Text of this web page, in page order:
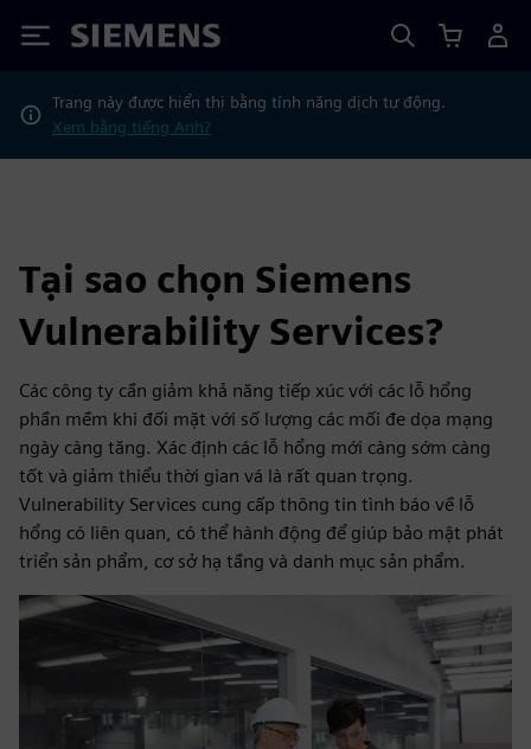
Siemens
Trang này được hiển thị bằng tính năng dịch tự động.
Xem bằng tiếng Anh?
Tại sao chọn Siemens
Vulnerability Services?
Các công ty cần giảm khả năng tiếp xúc với các lỗ hổng
phần mềm khi đối mặt với số lượng các mối đe dọa mạng
ngày càng tăng. Xác định các lỗ hổng mới càng sớm càng
tốt và giảm thiểu thời gian vá là rất quan trọng.
Vulnerability Services cung cấp thông tin tình báo về lỗ
hổng có liên quan, có thể hành động để giúp bảo mật phát
triển sản phẩm, cơ sở hạ tầng và danh mục sản phẩm.